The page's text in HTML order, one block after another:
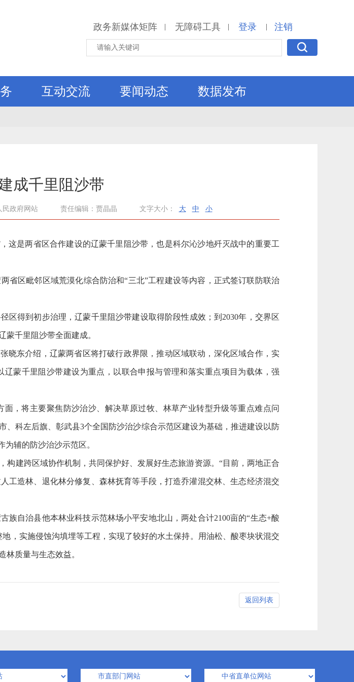
政务新媒体矩阵 | 无障碍工具 | 登录 | 注销
互动交流 要闻动态 数据发布
成千里阻沙带
民政府网站 责任编辑：贾晶晶 文字大小： 大 中 小
是两省区合作建设的辽蒙千里阻沙带，也是科尔沁沙地歼灭战中的重要工
区毗邻区域荒漠化综合防治和“三北”工程建设等内容，正式签订联防联治
得到初步治理，辽蒙千里阻沙带建设取得阶段性成效；到2030年，交界区
千里阻沙带全面建成。
东介绍，辽蒙两省区将打破行政界限，推动区域联动，深化区域合作，实
蒙千里阻沙带建设为重点，以联合申报与管理和落实重点项目为载体，强
将主要聚焦防沙治沙、解决草原过牧、林草产业转型升级等重点难点问
科左后旗、彰武县3个全国防沙治沙综合示范区建设为基础，推进建设以防
辅的防沙治沙示范区。
建跨区域协作机制，共同保护好、发展好生态旅游资源。“目前，两地正合
工造林、退化林分修复、森林抚育等手段，打造乔灌混交林、生态经济混交
自治县他本林业科技示范林场小平安地北山，两处合计2100亩的“生态+酸
，实施侵蚀沟填埋等工程，实现了较好的水土保持。用油松、酸枣块状混交
林质量与生态效益。
返回列表